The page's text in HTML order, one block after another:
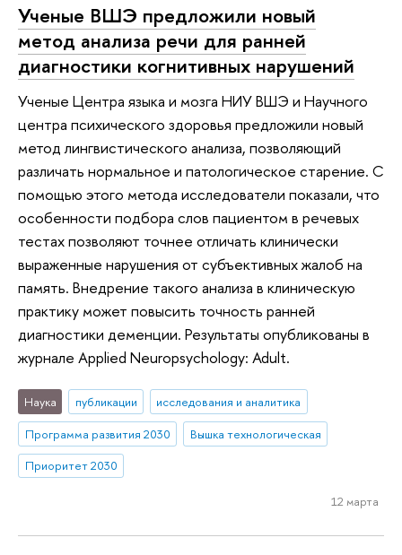
Ученые ВШЭ предложили новый
метод анализа речи для ранней
диагностики когнитивных нарушений
Ученые Центра языка и мозга НИУ ВШЭ и Научного
центра психического здоровья предложили новый
метод лингвистического анализа, позволяющий
различать нормальное и патологическое старение. С
помощью этого метода исследователи показали, что
особенности подбора слов пациентом в речевых
тестах позволяют точнее отличать клинически
выраженные нарушения от субъективных жалоб на
память. Внедрение такого анализа в клиническую
практику может повысить точность ранней
диагностики деменции. Результаты опубликованы в
журнале Applied Neuropsychology: Adult.
Наука публикации
исследования и аналитика
Программа развития 2030
Вышка технологическая
Приоритет 2030
12 марта